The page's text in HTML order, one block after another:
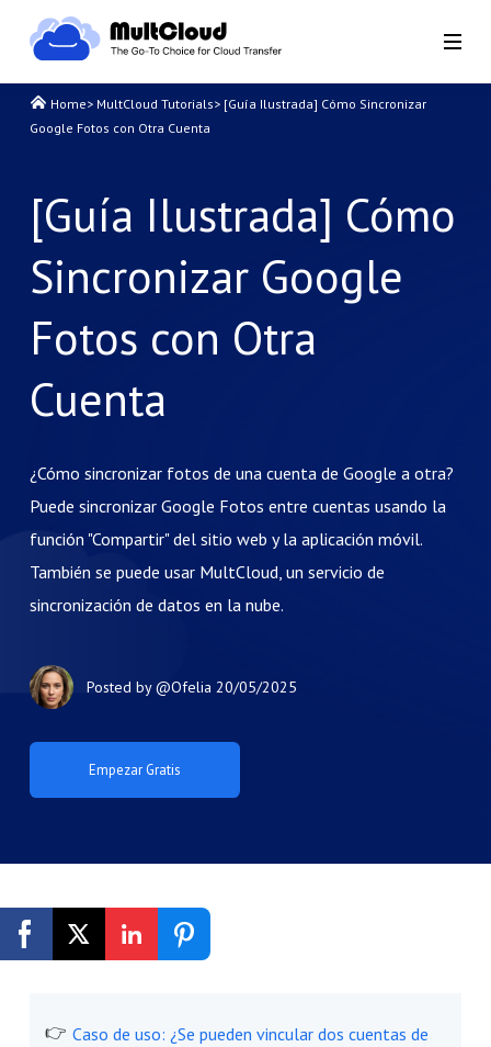
Home> MultCloud Tutorials> [Guía Ilustrada] Cómo Sincronizar
Google Fotos con Otra Cuenta
[Guía Ilustrada] Cómo
Sincronizar Google
Fotos con Otra
Cuenta
¿Cómo sincronizar fotos de una cuenta de Google a otra?
Puede sincronizar Google Fotos entre cuentas usando la
función "Compartir" del sitio web y la aplicación móvil.
También se puede usar MultCloud, un servicio de
sincronización de datos en la nube.
Empezar Gratis
Posted by@Ofelia 20/05/2025
Caso de uso: ¿Se pueden vincular dos cuentas de